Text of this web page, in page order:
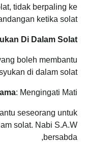
tidak berpaling ke
ketika solat.
Di Dalam Solat
boleh membantu
di dalam solat.
: Mengingati Mati
seseorang untuk
solat. Nabi S.A.W
bersabda,